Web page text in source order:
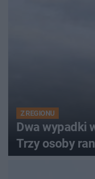
Z REGIONU
Dwa wypadki
Trzy osoby